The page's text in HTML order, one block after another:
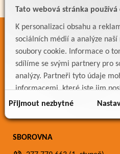
Tato webová stránka používá
K personalizaci obsahu a
sociálních médií a analýze
soubory cookie. Informace o
sdílíme se svými partnery pro
analýzy. Partneři tyto údaje
informacemi, které jste jim
důsledku toho, že používáte
Přijmout nezbytné
ODKAZY
Bakaláři
Jídelníček
Meteostanice
SBOROVNA